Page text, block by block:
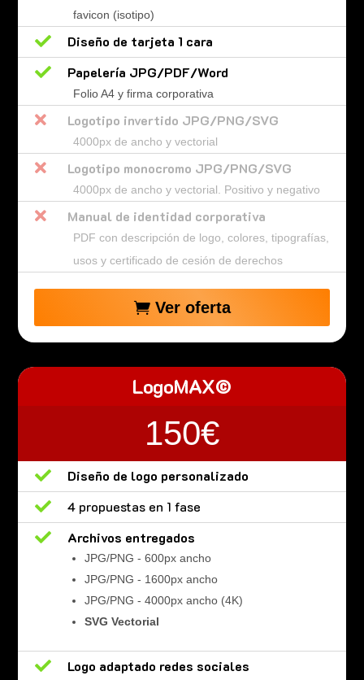
favicon (isotipo)

Diseño de tarjeta 1 cara

Papelería JPG/PDF/Word
Folio A4 y firma corporativa
 Logotipo invertido JPG/PNG/SVG
4000px de ancho y vectorial
 Logotipo monocromo JPG/PNG/SVG
4000px de ancho y vectorial. Positivo y negativo
 Manual de identidad corporativa
PDF con descripción de logo, colores, tipografías,
usos y certificado de cesión de derechos
Ver oferta
LogoMAX©
150€

Diseño de logo personalizado

4 propuestas en 1 fase

Archivos entregados
JPG/PNG - 600px ancho
JPG/PNG - 1600px ancho
JPG/PNG - 4000px ancho (4K)
SVG Vectorial
 Logo adaptado redes sociales